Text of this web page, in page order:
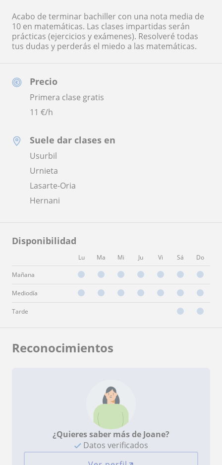
Precio
Primera clase gratis
11 €/h
Suele dar clases en
Usurbil
Urnieta
Lasarte-Oria
Hernani
Disponibilidad
Lu Ma Mi Ju Vi Sá Do
Mañana
Mediodía
Tarde
Acabo de terminar bachiller con una nota media de
10 en matemáticas. Las clases impartidas serán
prácticas (ejercicios y exámenes). Resolveré todas
tus dudas y perderás el miedo a las matemáticas.
Reconocimientos
¿Quieres saber más de Joane?
Datos verificados